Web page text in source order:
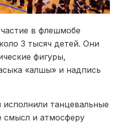
в флешмобе
3 тысяч детей. Они
фигуры,
«алшы» и надпись
танцевальные
и атмосферу